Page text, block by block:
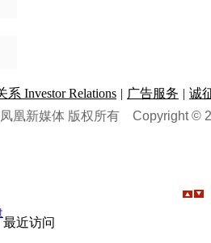
系 Investor Relations | 广告服务 | 诚
凤凰新媒体 版权所有 Copyright ©
最近访问